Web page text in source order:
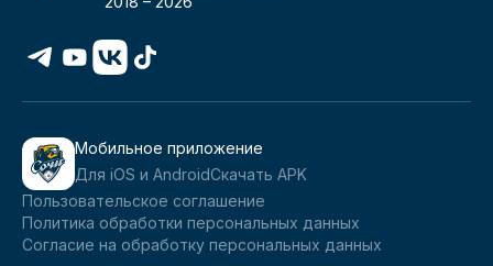
Мобильное приложение
Для iOS и AndroidСкачать APK
Пользовательское соглашение
Политика обработки персональных данных
Согласие на обработку персональных данных